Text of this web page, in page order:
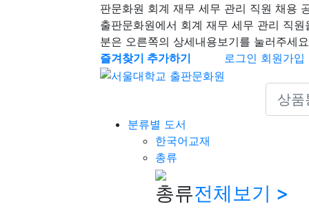
판문화원 회계 재무 세무 관리 직원 채용
출판문화원에서 회계 재무 세무 관리 직
분은 오른쪽의 상세내용보기를 눌러주세
즐겨찾기 추가하기
로그인 회원가입
Search
분류별 도서
한국어교재
총류
총류전체보기 >